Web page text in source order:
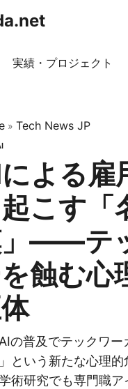
実績・プロジェクト
» Tech News JP
よる雇
こす「
——テ
蝕む心
の普及でテックワ
という新たな心理
術研究でも専門職